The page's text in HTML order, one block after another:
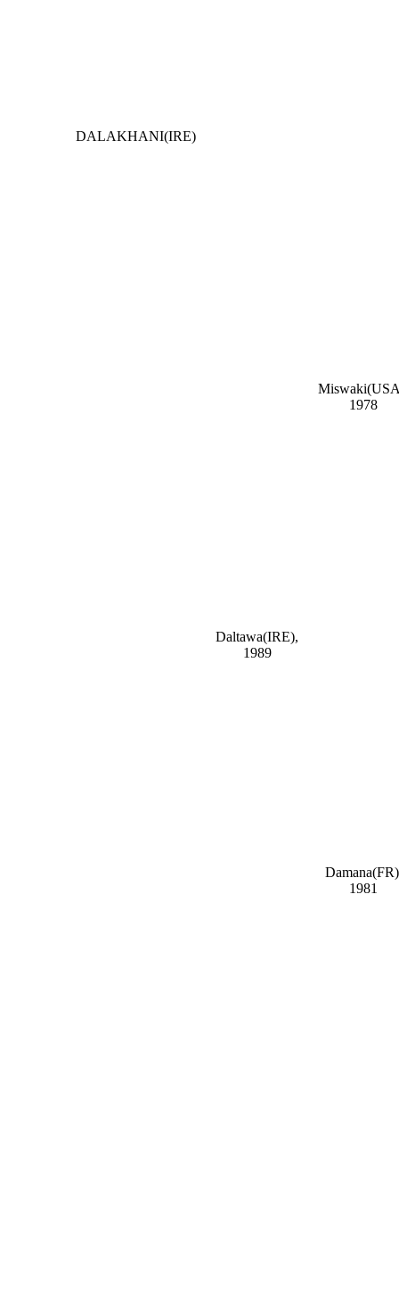
DALAKHANI(IRE)
1978
Daltawa(IRE),
1989
1981